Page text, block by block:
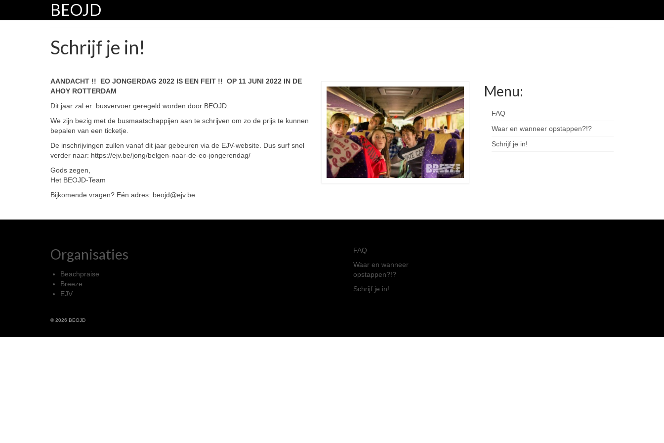
BEOJD
Schrijf je in!
AANDACHT !! EO JONGERDAG 2022 IS EEN FEIT !! OP 11 JUNI 2022 IN DE
AHOY ROTTERDAM
Dit jaar zal er busvervoer geregeld worden door BEOJD.
We zijn bezig met de busmaatschappijen aan te schrijven om zo de prijs te kunnen
bepalen van een ticketje.
De inschrijvingen zullen vanaf dit jaar gebeuren via de EJV-website. Dus surf snel
verder naar: https://ejv.be/jong/belgen-naar-de-eo-jongerendag/
Gods zegen,
Het BEOJD-Team
Bijkomende vragen? Eén adres: beojd@ejv.be
Menu:
FAQ
Waar en wanneer opstappen?!?
Schrijf je in!
Organisaties
Beachpraise
Breeze
EJV
FAQ
Waar en wanneer
opstappen?!?
Schrijf je in!
© 2026 BEOJD